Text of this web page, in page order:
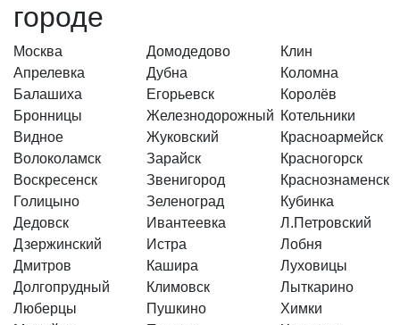
городе
Москва
Апрелевка
Балашиха
Бронницы
Видное
Волоколамск
Воскресенск
Голицыно
Дедовск
Дзержинский
Дмитров
Долгопрудный
Домодедово
Дубна
Егорьевск
Железнодорожный
Жуковский
Зарайск
Звенигород
Зеленоград
Ивантеевка
Истра
Кашира
Климовск
Клин
Коломна
Королёв
Котельники
Красноармейск
Красногорск
Краснознаменск
Кубинка
Л.Петровский
Лобня
Луховицы
Лыткарино
Люберцы
Пушкино
Химки